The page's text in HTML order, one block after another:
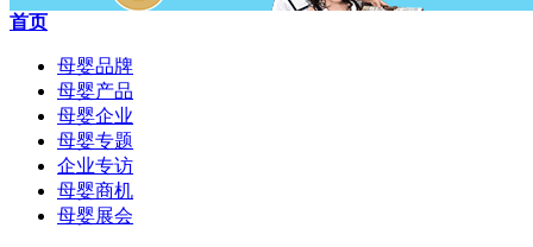
首页
母婴品牌
母婴产品
母婴企业
母婴专题
企业专访
母婴商机
母婴展会